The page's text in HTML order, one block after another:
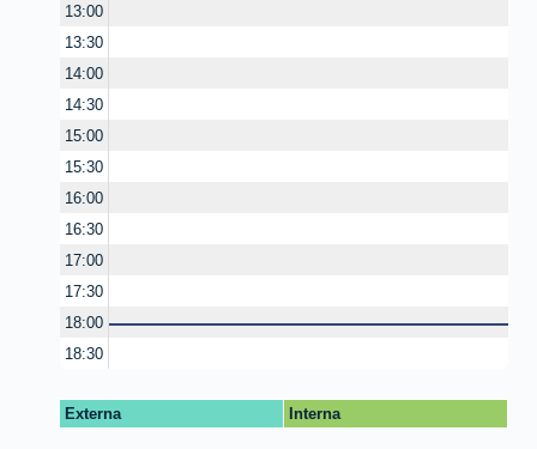
13:00
13:30
14:00
14:30
15:00
15:30
16:00
16:30
17:00
17:30
18:00
18:30
Externa Interna